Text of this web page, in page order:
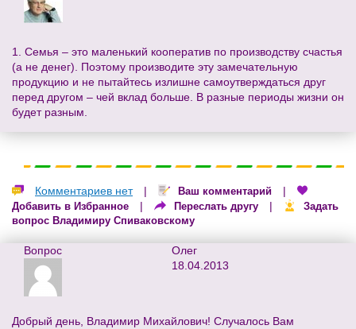
1. Семья – это маленький кооператив по производству счастья
(а не денег). Поэтому производите эту замечательную
продукцию и не пытайтесь излишне самоутверждаться друг
перед другом – чей вклад больше. В разные периоды жизни он
будет разным.
Комментариев нет | Ваш комментарий |
Добавить в Избранное | Переслать другу |
Задать
вопрос Владимиру Спиваковскому
Вопрос
Олег
18.04.2013
Добрый день, Владимир Михайлович! Случалось Вам